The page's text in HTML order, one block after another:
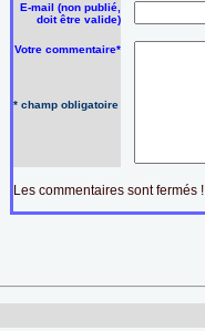
E-mail (non publié,
doit être valide)
Votre commentaire*
* champ obligatoire
Les commentaires sont fermés !